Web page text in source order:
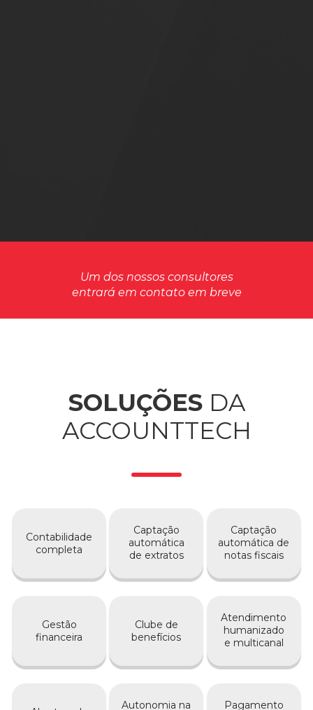
Um dos nossos consultores
entrará em contato em breve
SOLUÇÕESDA
ACCOUNTTECH
Contabilidade
completa
Captação
automática
de extratos
Captação
automática de
notas fiscais
Gestão
financeira
Clube de
benefícios
Atendimento
humanizado
e multicanal
Autonomia na Pagamento